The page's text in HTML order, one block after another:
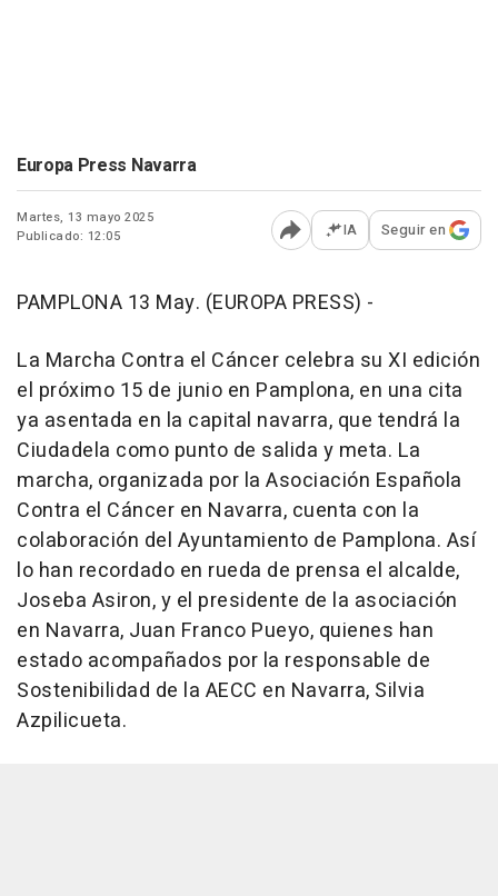
Europa Press Navarra
Martes, 13 mayo 2025
Publicado: 12:05
Abrir opciones para
IA Seguir en
PAMPLONA 13 May. (EUROPA PRESS) -
La Marcha Contra el Cáncer celebra su XI edición
el próximo 15 de junio en Pamplona, en una cita
ya asentada en la capital navarra, que tendrá la
Ciudadela como punto de salida y meta. La
marcha, organizada por la Asociación Española
Contra el Cáncer en Navarra, cuenta con la
colaboración del Ayuntamiento de Pamplona. Así
lo han recordado en rueda de prensa el alcalde,
Joseba Asiron, y el presidente de la asociación
en Navarra, Juan Franco Pueyo, quienes han
estado acompañados por la responsable de
Sostenibilidad de la AECC en Navarra, Silvia
Azpilicueta.